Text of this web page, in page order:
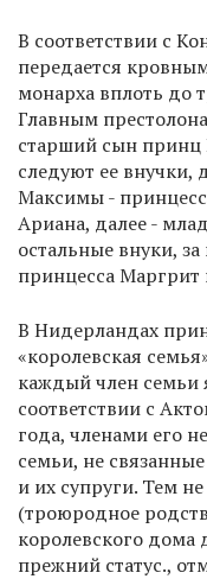
В соответствии с
передается
монарха вплоть до
Главным
старший сын принц
следуют ее внучки,
Максимы -
Ариана, далее -
остальные внуки,
принцесса Маргрит
В Нидерландах
«королевская
каждый член семьи
соответствии с
года, членами его
семьи, не
и их супруги. Тем
(троюродное
королевского дома
прежний статус.,